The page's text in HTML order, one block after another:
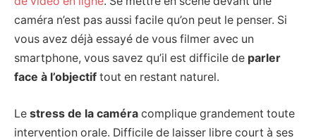
caméra n’est pas aussi facile qu’on peut le penser. Si
vous avez déjà essayé de vous filmer avec un
smartphone, vous savez qu’il est difficile de parler
face à l’objectif tout en restant naturel.
Le stress de la caméra complique grandement toute
intervention orale. Difficile de laisser libre court à ses